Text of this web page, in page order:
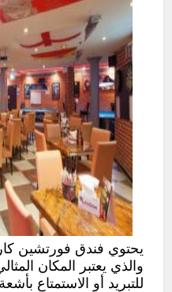
يحتوي فندق فورتشين
والذي يعتبر المكان
للتبريد أو الاستمتاع